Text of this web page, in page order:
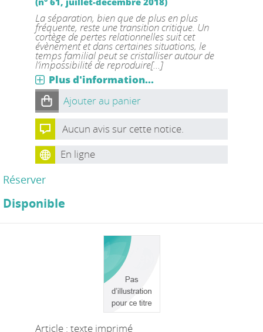
La séparation, bien que de plus en plus
fréquente, reste une transition critique. Un
cortège de pertes relationnelles suit cet
évènement et dans certaines situations, le
temps familial peut se cristalliser autour de
l’impossibilité de reproduire[...]
Plus d'information...
Ajouter au panier
Aucun avis sur cette notice.
En ligne
Réserver
Disponible
Article : texte imprimé